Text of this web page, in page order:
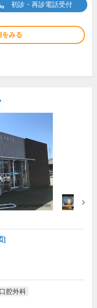
初診・再診電話受付
をみる
]
腔外科